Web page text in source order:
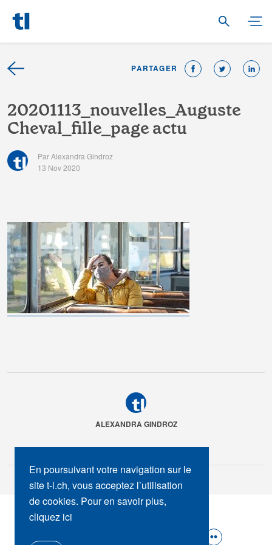
PARTAGER
20201113 nouvelles Auguste
Cheval flle pageactu
Par Alexandra Gindroz
13 Nov 2020
ALEXANDRA GINDROZ
En poursuivant votre navigation sur le
site t-l.ch, vous acceptez l’utilisation
de cookies. Pour en savoir plus,
cliquez ici